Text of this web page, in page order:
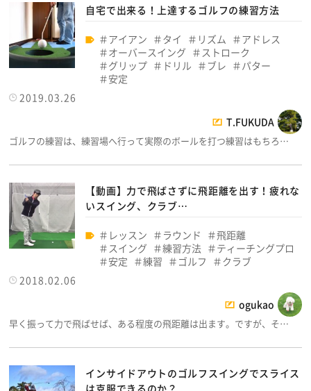
自宅で出来る！上達するゴルフの練習方法
アイアン タイ リズム
アドレス
オーバースイング
ストローク
グリップ
ドリル ブレ
パター
安定
2019.03.26
T.FUKUDA
ゴルフの練習は、練習場へ行って実際のボールを打つ練習はもちろ…
【動画】力で飛ばさずに飛距離を出す！疲れな
いスイング、クラブ…
レッスン ラウンド
飛距離
スイング
練習方法
ティーチングプロ
安定
練習 ゴルフ
クラブ
2018.02.06
ogukao
早く振って力で飛ばせば、ある程度の飛距離は出ます。ですが、そ…
インサイドアウトのゴルフスイングでスライス
は克服できるのか？